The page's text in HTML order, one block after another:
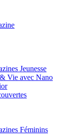
Jeunesse
Vie avec Nano
Féminins